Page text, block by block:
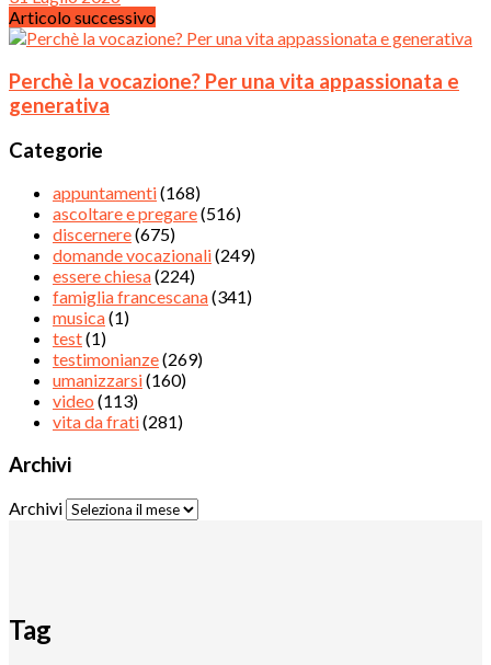
Articolo successivo
Perchè la vocazione? Per una vita appassionata e
generativa
Categorie
appuntamenti(168)
ascoltare e pregare(516)
discernere(675)
domande vocazionali(249)
essere chiesa(224)
famiglia francescana(341)
musica(1)
test(1)
testimonianze(269)
umanizzarsi(160)
video (113)
vita da frati(281)
Archivi
Archivi
Tag